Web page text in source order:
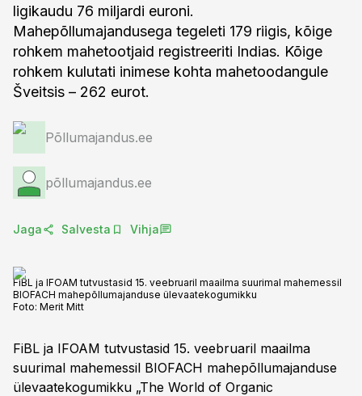
ligikaudu 76 miljardi euroni.
Mahepõllumajandusega tegeleti 179 riigis, kõige
rohkem mahetootjaid registreeriti Indias. Kõige
rohkem kulutati inimese kohta mahetoodangule
Šveitsis – 262 eurot.
Põllumajandus.ee
põllumajandus.ee
Jaga Salvesta Vihja
FiBL ja IFOAM tutvustasid 15. veebruaril maailma suurimal mahemessil
BIOFACH mahepõllumajanduse ülevaatekogumikku
Foto: Merit Mitt
FiBL ja IFOAM tutvustasid 15. veebruaril maailma
suurimal mahemessil BIOFACH mahepõllumajanduse
ülevaatekogumikku „The World of Organic